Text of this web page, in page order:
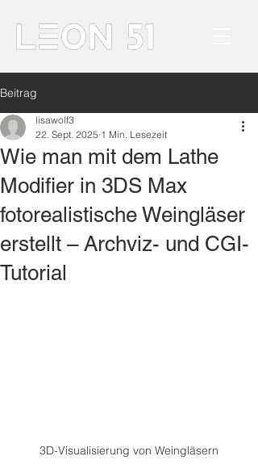
Beitrag
Wie man mit dem Lathe
Modifier in 3DS Max
fotorealistische Weingläser
erstellt – Archviz- und CGI-
Tutorial
lisawolf3
22. Sept. 2025 1 Min. Lesezeit
3D-Visualisierung von Weingläsern